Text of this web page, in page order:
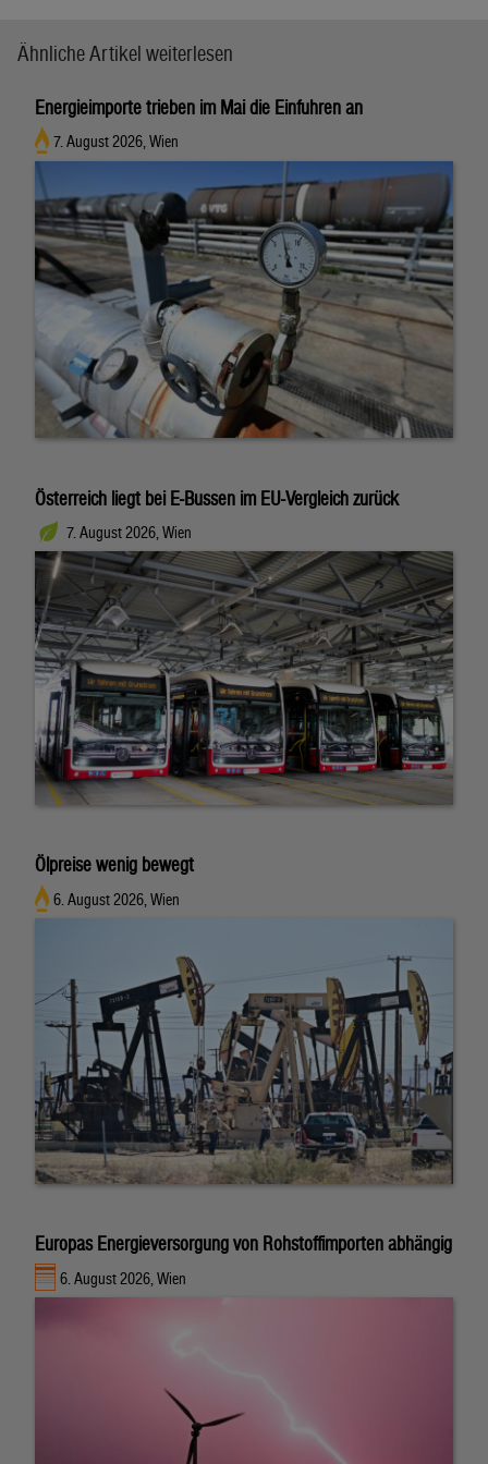
Ähnliche Artikel weiterlesen
Energieimporte trieben im Mai die Einfuhren an
7. August 2026, Wien
Österreich liegt bei E-Bussen im EU-Vergleich zurück
7. August 2026, Wien
Ölpreise wenig bewegt
6. August 2026, Wien
Europas Energieversorgung von Rohstoffimporten abhängig
6. August 2026, Wien